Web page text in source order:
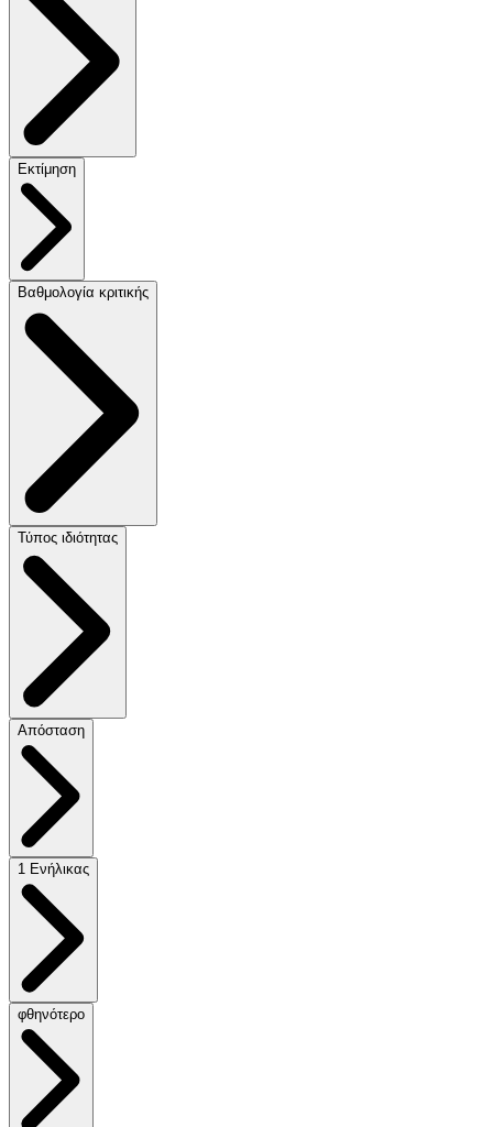
Εκτίμηση
Βαθμολογία κριτικής
Τύπος ιδιότητας
Απόσταση
1 Ενήλικας
φθηνότερο